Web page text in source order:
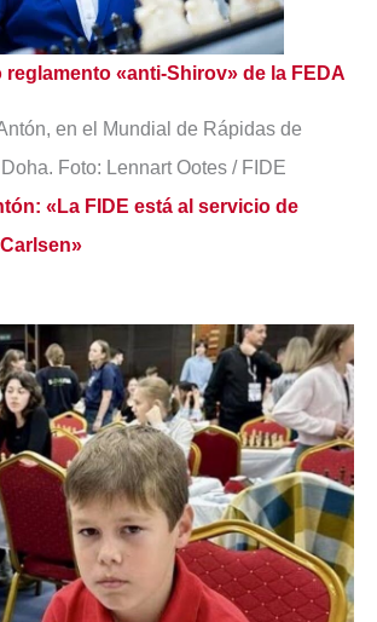
reglamento «anti-Shirov» de la FEDA
«La FIDE está al servicio de